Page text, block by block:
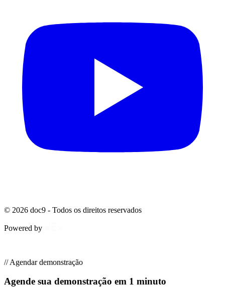
© 2026 doc9 - Todos os direitos reservados
Powered by
// Agendar demonstração
Agende sua demonstração em 1 minuto